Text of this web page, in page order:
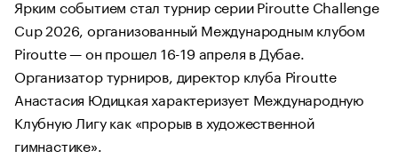
Ярким событием стал турнир серии Piroutte Challenge
Cuр 2026, организованный Международным клубом
Piroutte — он прошел 16-19 апреля в Дубае.
Организатор турниров, директор клуба Piroutte
Анастасия Юдицкая характеризует Международную
Клубную Лигу как «прорыв в художественной
гимнастике».